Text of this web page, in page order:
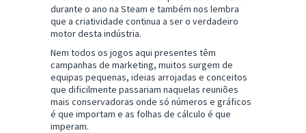
durante o ano na Steam e também nos lembra
que a criatividade continua a ser o verdadeiro
motor desta indústria.
Nem todos os jogos aqui presentes têm
campanhas de marketing, muitos surgem de
equipas pequenas, ideias arrojadas e conceitos
que dificilmente passariam naquelas reuniões
mais conservadoras onde só números e gráficos
é que importam e as folhas de cálculo é que
imperam.